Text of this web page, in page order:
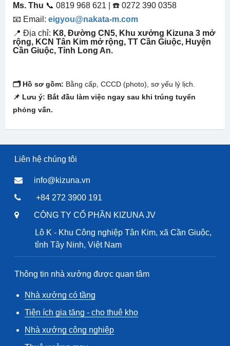
Ms. Thu 📞 0819 968 621 | ☎️ 0272 390 0358
📧 Email: eigyou@nakata-m.com
📍 Địa chỉ: K8, Đường CN5, Khu xưởng Kizuna 3 mở
rộng, KCN Tân Kim mở rộng, TT Cần Giuộc, Huyện
Cần Giuộc, Tỉnh Long An.
🗂️ Hồ sơ gồm: Bằng cấp, CCCD (photo), sơ yếu lý lịch.
📌 Lưu ý: Bắt đầu làm việc ngay sau khi trúng tuyển
phỏng vấn.
Liên hệ chúng tôi
info@kizuna.vn
+84 272 3900 191
CÔNG TY CỔ PHẦN KIZUNA JV
Lô K - Khu Công nghiệp Tân Kim, xã Cần Giuộc,
tỉnh Tây Ninh, Việt Nam
Thông tin nhà xưởng được quan tâm
Nhà xưởng có tầng
Tiện ích gia tăng - cho thuê kho
Nhà xưởng công nghiệp